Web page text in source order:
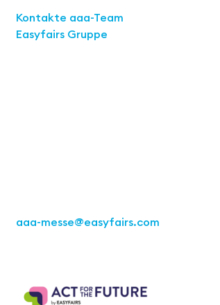
Kontakte aaa-Team
Easyfairs Gruppe
aaa-messe@easyfairs.com